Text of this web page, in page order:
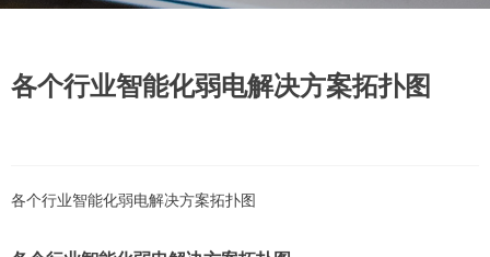
各个行业智能化弱电解决方案拓扑图
各个行业智能化弱电解决方案拓扑图